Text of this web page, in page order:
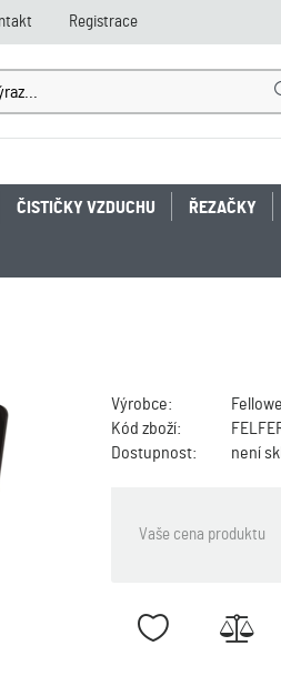
Registrace
ČISTIČKY VZDUCHU ŘEZAČKY
Výrobce:
Kód zboží:
Dostupnost:
není
Vaše cena produktu